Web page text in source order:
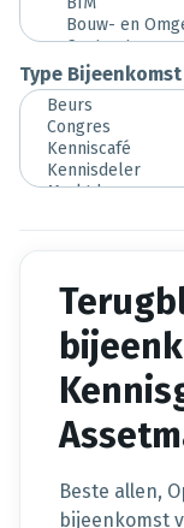
Type Bijeenkomst
Beste allen,
bijeenkomst